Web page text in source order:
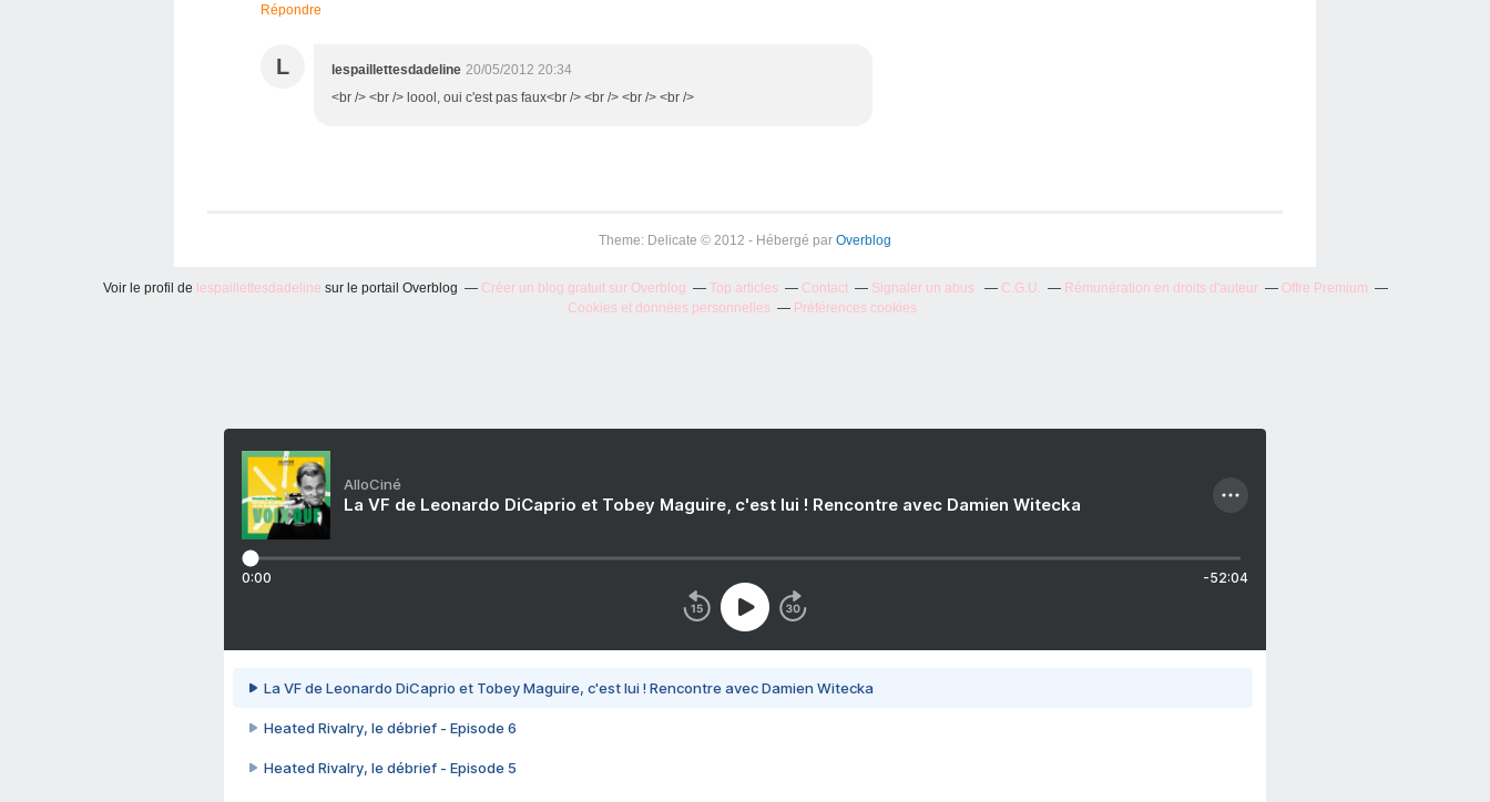
Répondre
L lespaillettesdadeline 20/05/2012 20:34
<br /> <br /> loool, oui c'est pas faux<br /> <br /> <br /> <br />
Theme: Delicate © 2012 - Hébergé par Overblog
Voir le profil de lespaillettesdadeline sur le portail Overblog Créer un blog gratuit sur Overblog Top articles Contact Signaler un abus C.G.U. Rémunération en droits d'auteur
Offre Premium
Cookies et données personnelles
Préférences cookies
AlloCiné
La VF de Leonardo DiCaprio et Tobey Maguire, c'est lui ! Rencontre avec Damien Witecka
0:00 -52:04
La VF de Leonardo DiCaprio et Tobey Maguire, c'est lui ! Rencontre avec Damien Witecka
Heated Rivalry, le débrief - Episode 6
Heated Rivalry, le débrief - Episode 5